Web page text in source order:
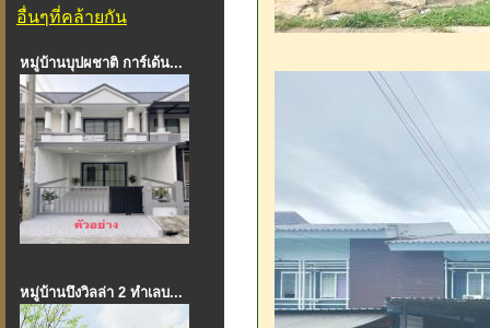
อื่นๆที่คล้ายกัน
หมู่บ้านบุปผชาติ การ์เด้น...
หมู่บ้านบึงวิลล่า 2 ทำเลบ...